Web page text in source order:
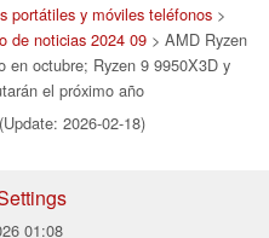
portátiles y móviles teléfonos >
de noticias 2024 09 > AMD Ryzen
en octubre; Ryzen 9 9950X3D y
el próximo año
2026-02-18)
01:08